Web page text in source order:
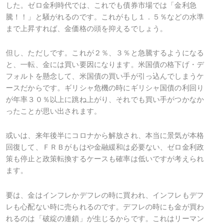
した。ゼロ金利時代では、これでも債券市場では「金利急
騰！！」と騒がれるのです。これがもし１．５％などの水準
まで上昇すれば、金価格の頭を抑えるでしょう。
但し、ただしです。これが２％、３％と急騰するようになる
と、一転、金には買い要因になります。米国債の格下げ・デ
フォルトを懸念して、米国債の買い手が引っ込んでしまうケ
ースだからです。ギリシャ危機の時にギリシャ国債の利回り
が年率３０％以上に跳ね上がり、それでも買い手がつかなか
ったことが思い出されます。
或いは、来年後半にコロナから解放され、本当に景気が本格
回復して、ＦＲＢがもはや金融緩和は必要ない、ゼロ金利政
策も停止と政策転換するケースも確率は低いですが考えられ
ます。
要は、金はインフレかデフレの時に買われ、インフレもデフ
レも心配ない時に売られるのです。デフレの時にも金が買わ
れるのは「破綻の連鎖」が生じるからです。これはリーマン